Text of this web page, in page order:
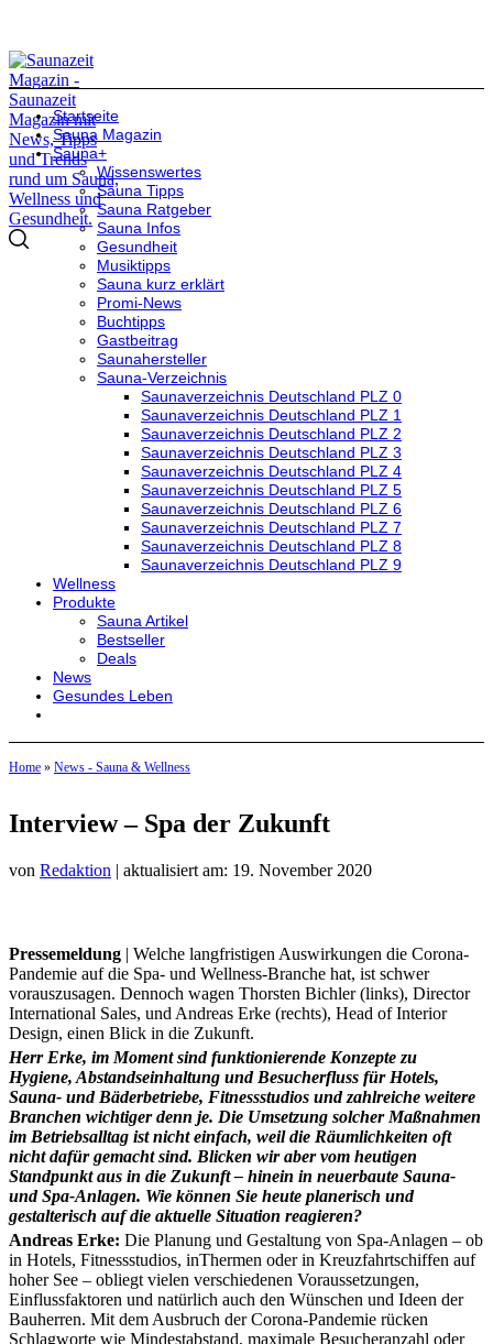
Startseite
Sauna Magazin
Sauna+
Wissenswertes
Sauna Tipps
Sauna Ratgeber
Sauna Infos
Gesundheit
Musiktipps
Sauna kurz erklärt
Promi-News
Buchtipps
Gastbeitrag
Saunahersteller
Sauna-Verzeichnis
Saunaverzeichnis Deutschland PLZ 0
Saunaverzeichnis Deutschland PLZ 1
Saunaverzeichnis Deutschland PLZ 2
Saunaverzeichnis Deutschland PLZ 3
Saunaverzeichnis Deutschland PLZ 4
Saunaverzeichnis Deutschland PLZ 5
Saunaverzeichnis Deutschland PLZ 6
Saunaverzeichnis Deutschland PLZ 7
Saunaverzeichnis Deutschland PLZ 8
Saunaverzeichnis Deutschland PLZ 9
Wellness
Produkte
Sauna Artikel
Bestseller
Deals
News
Gesundes Leben
Home » News - Sauna & Wellness
Interview – Spa der Zukunft
von Redaktion | aktualisiert am: 19. November 2020
Pressemeldung | Welche langfristigen Auswirkungen die Corona-
Pandemie auf die Spa- und Wellness-Branche hat, ist schwer
vorauszusagen. Dennoch wagen Thorsten Bichler (links), Director
International Sales, und Andreas Erke (rechts), Head of Interior
Design, einen Blick in die Zukunft.
Herr Erke, im Moment sind funktionierende Konzepte zu
Hygiene, Abstandseinhaltung und Besucherfluss für Hotels,
Sauna- und Bäderbetriebe, Fitnessstudios und zahlreiche weitere
Branchen wichtiger denn je. Die Umsetzung solcher Maßnahmen
im Betriebsalltag ist nicht einfach, weil die Räumlichkeiten oft
nicht dafür gemacht sind. Blicken wir aber vom heutigen
Standpunkt aus in die Zukunft – hinein in neuerbaute Sauna-
und Spa-Anlagen. Wie können Sie heute planerisch und
gestalterisch auf die aktuelle Situation reagieren?
Andreas Erke: Die Planung und Gestaltung von Spa-Anlagen – ob
in Hotels, Fitnessstudios, inThermen oder in Kreuzfahrtschiffen auf
hoher See – obliegt vielen verschiedenen Voraussetzungen,
Einflussfaktoren und natürlich auch den Wünschen und Ideen der
Bauherren. Mit dem Ausbruch der Corona-Pandemie rücken
Schlagworte wie Mindestabstand, maximale Besucheranzahl oder